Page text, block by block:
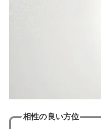
相性の良い方位